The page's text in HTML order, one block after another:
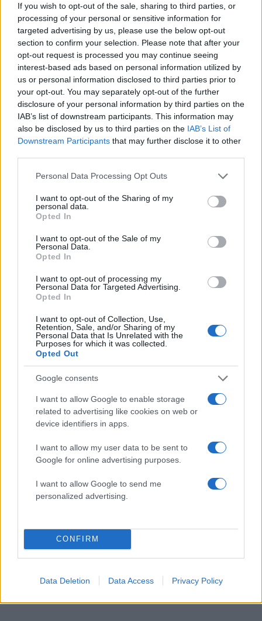
If you wish to opt-out of the sale, sharing to third parties, or
processing of your personal or sensitive information for
targeted advertising by us, please use the below opt-out
section to confirm your selection. Please note that after your
opt-out request is processed you may continue seeing
interest-based ads based on personal information utilized by
us or personal information disclosed to third parties prior to
your opt-out. You may separately opt-out of the further
disclosure of your personal information by third parties on the
IAB’s list of downstream participants. This information may
also be disclosed by us to third parties on the IAB’s List of
Downstream Participants that may further disclose it to other
Please note that this website/app uses one or more Google
not limited to your visit or usage behaviour. You may click to
grant or deny consent to Google and its third-party tags to
use your data for below specified purposes in below Google
consent section.
Personal Data Processing Opt Outs
I want to opt-out of the Sharing of my
personal data.
Opted In
I want to opt-out of the Sale of my
Personal Data.
Opted In
I want to opt-out of processing my
Personal Data for Targeted Advertising.
Opted In
I want to opt-out of Collection, Use,
Retention, Sale, and/or Sharing of my
Personal Data that Is Unrelated with the
Purposes for which it was collected.
Opted Out
Google consents
I want to allow Google to enable storage
related to advertising like cookies on web or
device identifiers in apps.
I want to allow my user data to be sent to
Google for online advertising purposes.
I want to allow Google to send me
personalized advertising.
CONFIRM
Data Deletion Data Access Privacy Policy
Σχόλια
Σχολίασε εδώ
50 /50
2000 /2000
Υποβολή σχολίου
Όροι Χρήσης . Το site προστατεύεται από reCAPTCHA, ισχύουν
Πολιτική Απορρήτου&Όροι Χρήσης της Google.
ΜΑΡΙΑΛΕΝΑ ΡΟΥΜΕΛΙΩΤΗ
ΣΑΚΗΣ ΚΑΤΣΟΥΛΗΣ
τελευταία νέα της ημέρας
Αν τα χάσατε
Σεισμός στην Κολομβία:
να κρατήσω την ισορροπία
μου» λέει Έλληνας στη
Μπογκοτά
Τραμπ: Θέλω από το
νεκρούς και
του πολέμου κι όχι